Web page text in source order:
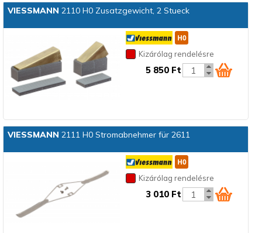
VIESSMANN 2110 H0 Zusatzgewicht, 2 Stueck
Kizárólag rendelésre
5 850 Ft
VIESSMANN 2111 H0 Stromabnehmer für 2611
Kizárólag rendelésre
3 010 Ft